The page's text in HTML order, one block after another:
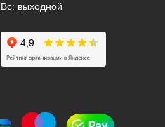
Вс: выходной